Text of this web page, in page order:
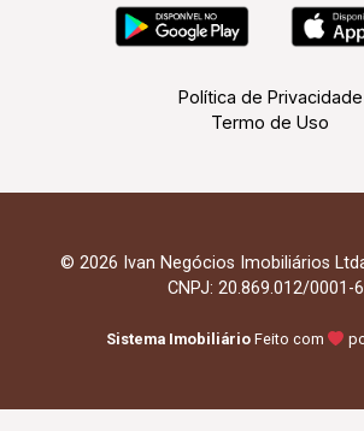
Política de Privacidade
Termo de Uso
© 2026 Ivan Negócios Imobiliários
CNPJ: 20.869.012/0001-
Sistema Imobiliário Feito com